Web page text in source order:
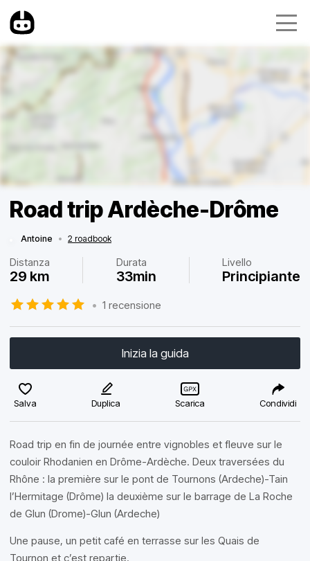
Road trip Ardèche-Drôme
Antoine • 2 roadbook
Distanza
29 km
Durata
33min
Livello
Principiante
• 1 recensione
Inizia la guida
Salva Duplica Scarica Condividi
Road trip en fin de journée entre vignobles et fleuve sur le
couloir Rhodanien en Drôme-Ardèche. Deux traversées du
Rhône : la première sur le pont de Tournons (Ardeche)-Tain
l’Hermitage (Drôme) la deuxième sur le barrage de La Roche
de Glun (Drome)-Glun (Ardeche)
Une pause, un petit café en terrasse sur les Quais de
Tournon et c’est repartie.